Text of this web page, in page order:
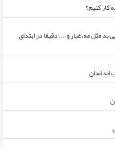
کار کنیم؟
بد مثل مه،غبار و …. دقیقا در ابتدای